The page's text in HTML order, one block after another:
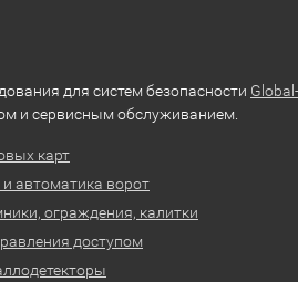
для систем безопасности Global-
и сервисным обслуживанием.
карт
автоматика ворот
ограждения, калитки
доступом